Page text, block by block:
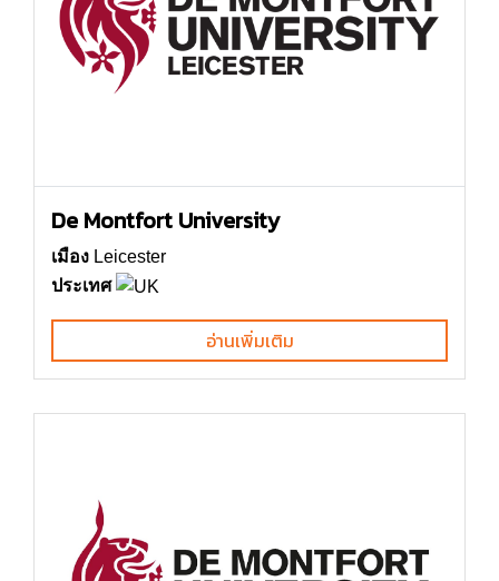
De Montfort University
เมือง Leicester
ประเทศ
อ่านเพิ่มเติม